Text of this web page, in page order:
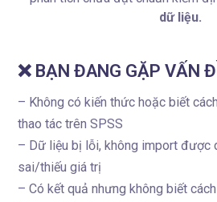
dữ liệu.
❌ BẠN ĐANG GẶP VẤN
– Không có kiến thức hoặc biết
thao tác trên SPSS
– Dữ liệu bị lỗi, không import được
sai/thiếu giá trị
– Có kết quả nhưng không biết